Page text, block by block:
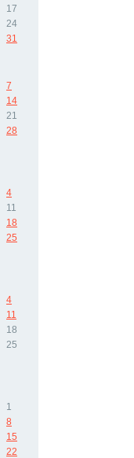
17
24
31
7
14
21
28
4
11
18
25
4
11
18
25
1
8
15
22